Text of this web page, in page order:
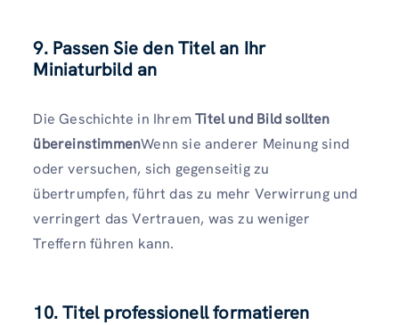
9. Passen Sie den Titel an Ihr
Miniaturbild an
Die Geschichte in IhremTitel und Bild sollten
übereinstimmenWenn sie anderer Meinung sind
oder versuchen, sich gegenseitig zu
übertrumpfen, führt das zu mehr Verwirrung und
verringert das Vertrauen, was zu weniger
Treffern führen kann.
10. Titel professionell formatieren